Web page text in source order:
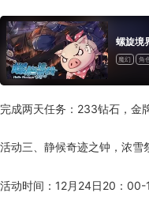
螺旋境
魔幻 角
完成两天任务：233钻石，金
活动三、静候奇迹之钟，浓雪
活动时间：12月24日20：